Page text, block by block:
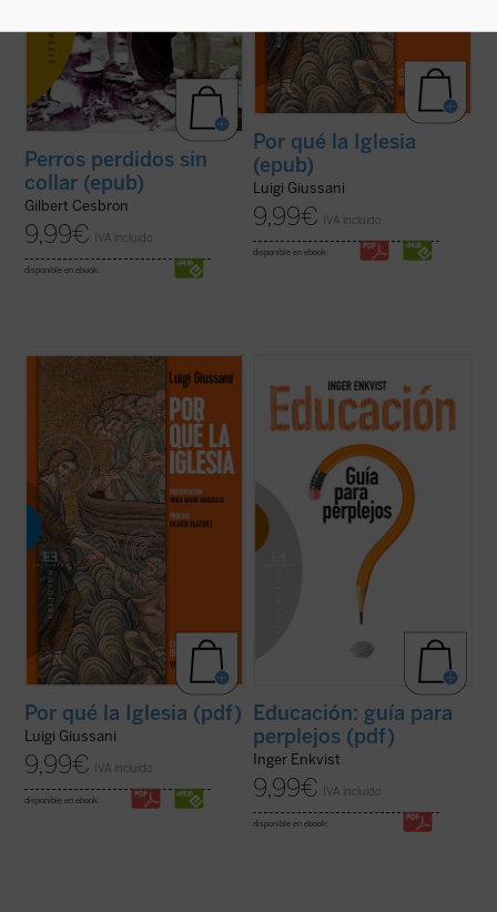
Perros perdidos sin
collar (epub)
Gilbert Cesbron
9,99€ IVA incluido
disponible en ebook:
Por qué la Iglesia
(epub)
Luigi Giussani
9,99€ IVA incluido
disponible en ebook:
«Viviendo la experiencia de la comunidad
cristiana el hombre de hoy puede verificar
que esta realidad no es solamente humana,
sino que esta vida corresponde a las
exigencias más radicales del corazón, que
permite encarar las circunstancias y los ...
(ver ficha)
Por qué la Iglesia (pdf)
Luigi Giussani
9,99€ IVA incluido
disponible en ebook:
Educación: guía para
perplejos (pdf)
Inger Enkvist
9,99€ IVA incluido
disponible en ebook: